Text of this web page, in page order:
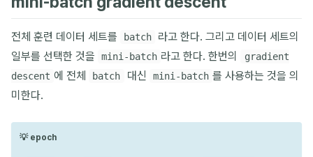
전체 훈련 데이터 세트를 batch
라고 한다. 그리고 데이터 세트의
일부를 선택한 것을
mini-batch 라고 한다. 한번의
gradient
descent 에 전체 batch 대신 mini-batch 를 사용하는 것을 의
미한다.
💡 epoch